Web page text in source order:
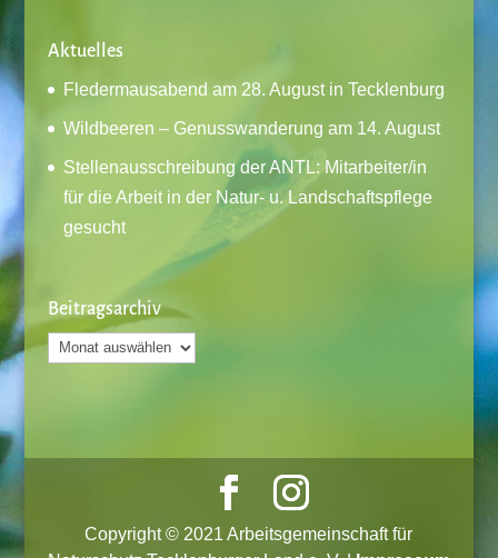
Aktuelles
Fledermausabend am 28. August in Tecklenburg
Wildbeeren – Genusswanderung am 14. August
Stellenausschreibung der ANTL: Mitarbeiter/in
für die Arbeit in der Natur- u. Landschaftspflege
gesucht
Beitragsarchiv
Beitragsarchiv
Copyright © 2021 Arbeitsgemeinschaft für